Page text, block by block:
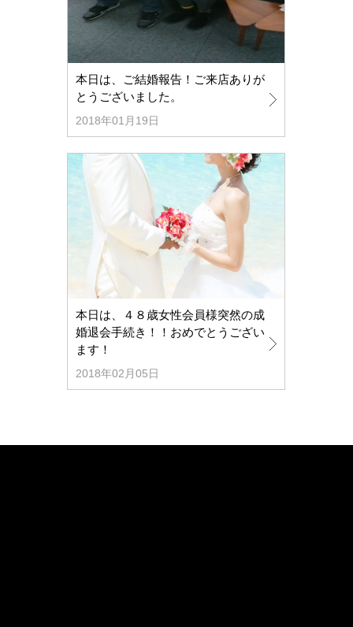
本日は、ご結婚報告！ご来店ありが
とうございました。
2018年01月19日
本日は、４８歳女性会員様突然の成
婚退会手続き！！おめでとうござい
ます！
2018年02月05日